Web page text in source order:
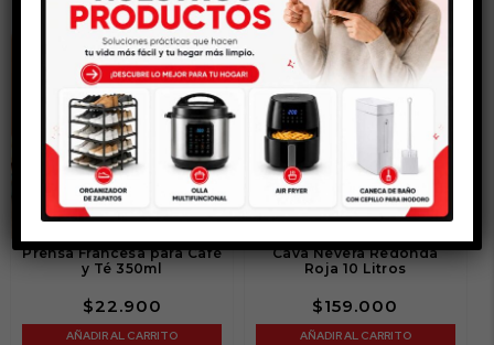
Prensa Francesa para Café
y Té 350ml
$22.900
AÑADIR AL CARRITO
Cava Nevera Redonda
Roja 10 Litros
$159.000
AÑADIR AL CARRITO